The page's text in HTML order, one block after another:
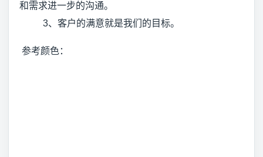
和需求进一步的沟通。
3、客户的满意就是我们的目标。
参考颜色：